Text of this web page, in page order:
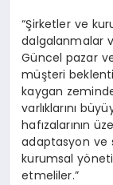
“Şirketler ve
dalgalanmalar
Güncel pazar
müşteri
kaygan
varlıklarını
hafızalarının
adaptasyon ve
kurumsal
etmeliler.”